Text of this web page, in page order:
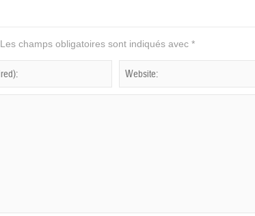
Les champs obligatoires sont indiqués avec *